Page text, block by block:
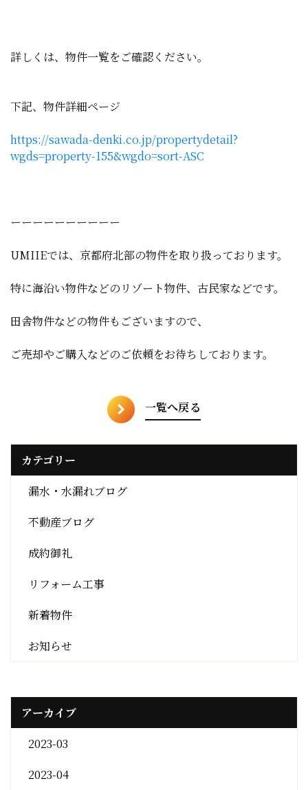
カテゴリー
漏水・水漏れブログ
不動産ブログ
成約御礼
リフォーム工事
新着物件
お知らせ
アーカイブ
2023-03
2023-04
詳しくは、物件一覧をご確認ください。
下記、物件詳細ページ
https://sawada-denki.co.jp/propertydetail?
wgds=property-155&wgdo=sort-ASC
ーーーーーーーーーー
UMIIEでは、京都府北部の物件を取り扱っております。
特に海沿い物件などのリゾート物件、古民家などです。
田舎物件などの物件もございますので、
ご売却やご購入などのご依頼をお待ちしております。
一覧へ戻る